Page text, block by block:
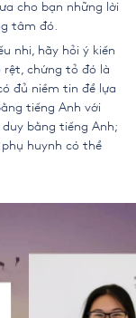
cho bạn những lời
tâm đó.
nhi, hãy hỏi ý kiến
rệt, chứng tỏ đó là
đủ niềm tin để lựa
tiếng Anh với
bằng tiếng Anh;
huynh có thể